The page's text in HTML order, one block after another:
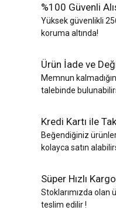
%100 Güvenli
Yüksek güvenlikli
koruma altında!
Ürün İade ve
Memnun
talebinde
Kredi Kartı ile
Beğendiğiniz
kolayca satın
Süper Hızlı
Stoklarımızda olan
teslim edilir !